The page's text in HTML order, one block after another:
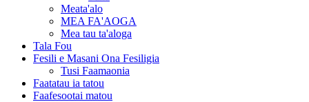
Meata'alo
MEA FA'AOGA
Mea tau ta'aloga
Tala Fou
Fesili e Masani Ona Fesiligia
Tusi Faamaonia
Faatatau ia tatou
Faafesootai matou